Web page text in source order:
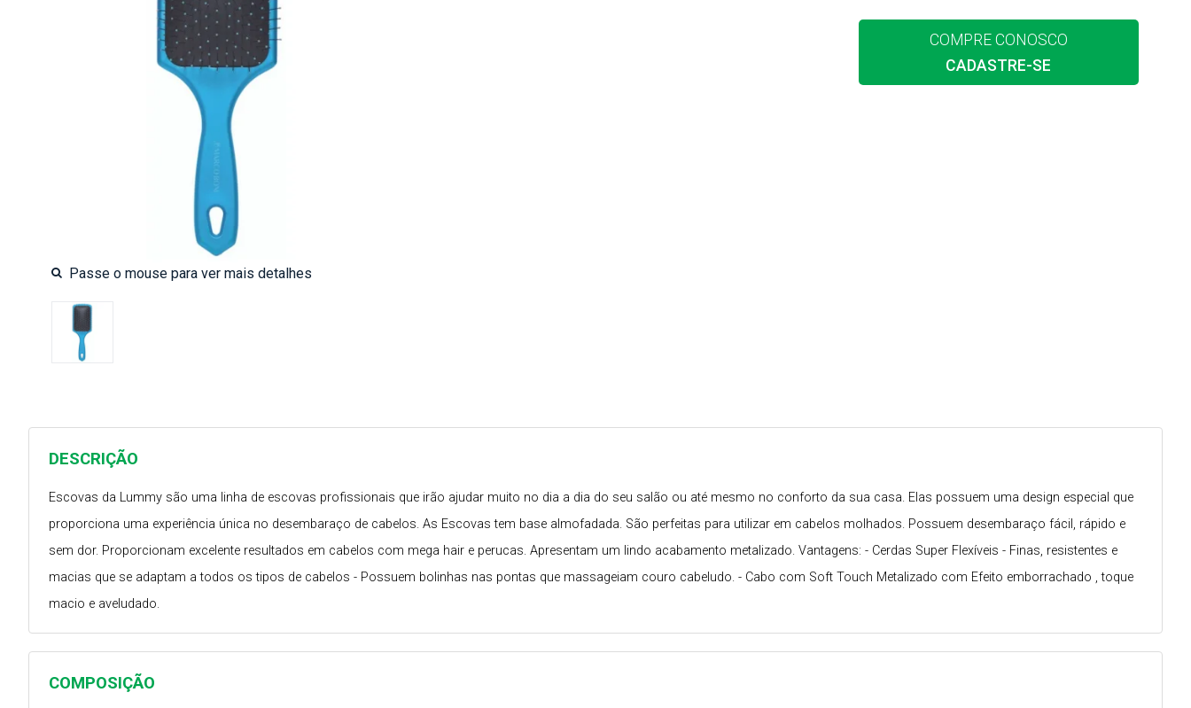
COMPRE CONOSCO
CADASTRE-SE
COMPOSIÇÃO
DESCRIÇÃO
Escovas da Lummy são uma linha de escovas profissionais que irão ajudar muito no dia a dia do seu salão ou até mesmo no conforto da sua casa. Elas possuem uma design especial que
proporciona uma experiência única no desembaraço de cabelos. As Escovas tem base almofadada. São perfeitas para utilizar em cabelos molhados. Possuem desembaraço fácil, rápido e
sem dor. Proporcionam excelente resultados em cabelos com mega hair e perucas. Apresentam um lindo acabamento metalizado. Vantagens: - Cerdas Super Flexíveis - Finas, resistentes e
macias que se adaptam a todos os tipos de cabelos - Possuem bolinhas nas pontas que massageiam couro cabeludo. - Cabo com Soft Touch Metalizado com Efeito emborrachado , toque
macio e aveludado.